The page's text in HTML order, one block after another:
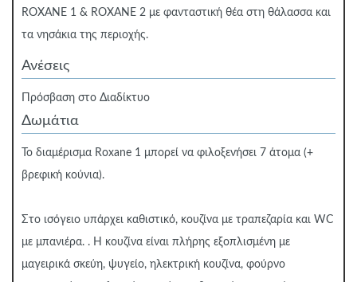
ROXANE 1 & ROXANE 2 με φανταστική θέα στη θάλασσα και
τα νησάκια της περιοχής.
Ανέσεις
Πρόσβαση στο Διαδίκτυο
Δωμάτια
Το διαμέρισμα Roxane 1 μπορεί να φιλοξενήσει 7 άτομα (+
βρεφική κούνια).
Στο ισόγειο υπάρχει καθιστικό, κουζίνα με τραπεζαρία και WC
με μπανιέρα. . Η κουζίνα είναι πλήρης εξοπλισμένη με
μαγειρικά σκεύη, ψυγείο, ηλεκτρική κουζίνα, φούρνο